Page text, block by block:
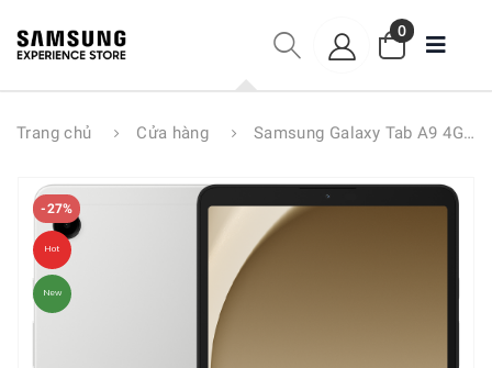
0
Trang chủ Cửa hàng Samsung Galaxy Tab A9 4G 4GB/64GB
-27%
Hot
New